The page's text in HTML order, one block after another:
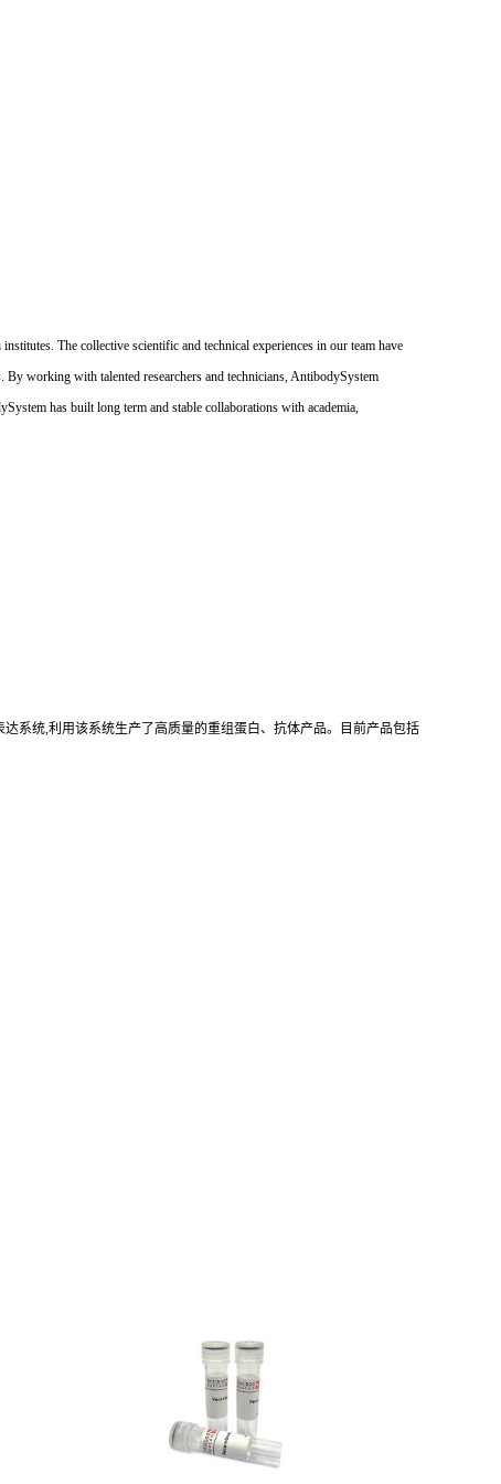
The collective scientific and technical experiences in our team have
working with talented researchers and technicians, AntibodySystem
has built long term and stable collaborations with academia,
系统,利用该系统生产了高质量的重组蛋白、抗体产品。目前产品包括